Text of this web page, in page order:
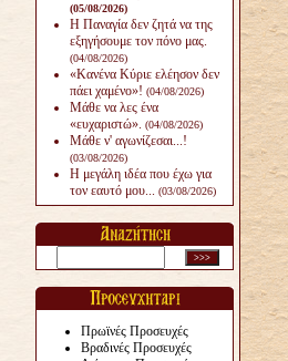
(05/08/2026)
Η Παναγία δεν ζητά να της
εξηγήσουμε τον πόνο μας.
(04/08/2026)
«Κανένα Κύριε ελέησον δεν
πάει χαμένο»! (04/08/2026)
Μάθε να λες ένα
«ευχαριστώ». (04/08/2026)
Μάθε ν' αγωνίζεσαι...!
(03/08/2026)
Η μεγάλη ιδέα που έχω για
τον εαυτό μου... (03/08/2026)
Πρωϊνές Προσευχές
Βραδινές Προσευχές